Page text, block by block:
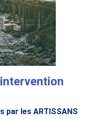
par les ARTISSANS